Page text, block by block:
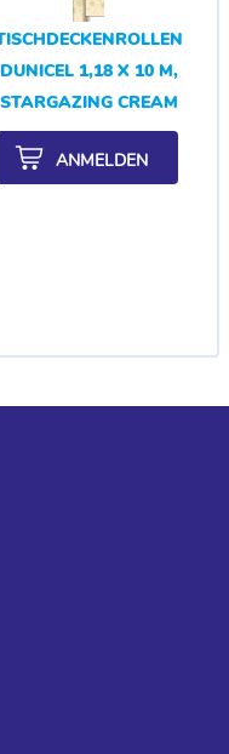
DUNICEL 1,18 X 10 M,
STARGAZING CREAM
ANMELDEN